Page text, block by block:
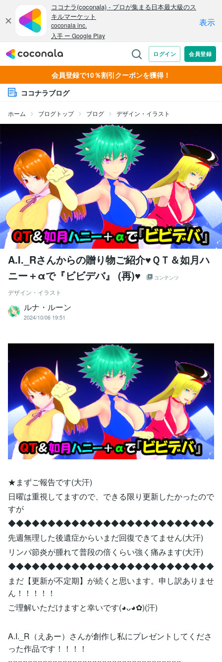
会員登録で10％割引クーポンを獲得！
ココナラブログ
ホーム ブログトップ ブログ デザイン・イラスト
A.I._Rさんからの贈り物ご紹介♥ＱＴ＆如月ハ
ニー＋αで『ビビデバ』 (再)♥
コンテンツ
デザイン・イラスト
ルナ・ルーン
2024/10/06 19:51
★まずご報告です(大汗)
日曜は重視してますので、できる限り更新したかったので
すが
◆◆◆◆◆◆◆◆◆◆◆◆◆◆◆◆◆◆◆◆◆◆◆◆◆◆
先週無理した後遺症からいまだ回復できてません(大汗)
リンパ節炎が腫れて普段の倍くらい強く痛みます(大汗)
◆◆◆◆◆◆◆◆◆◆◆◆◆◆◆◆◆◆◆◆◆◆◆◆◆◆
まだ【更新が不定期】が続くと思います。申し訳ありませ
ん！！！！！
ご理解いただけますと幸いです(◕ᴗ◕✿)(汗)
A.I._R（えあー）さんが創作し私にプレゼントしてくださ
った作品です！！！！